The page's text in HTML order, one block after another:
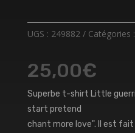
UGS : 249882 Catégories :
25,00€
Superbe t-shirt Little
start pretend
chant more love". Il est fait